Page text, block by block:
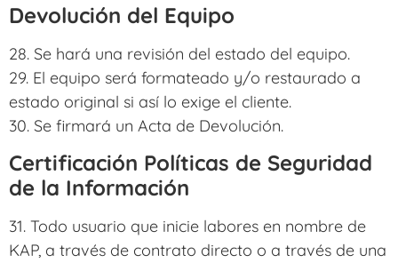
Devolución del Equipo
28. Se hará una revisión del estado del equipo.
29. El equipo será formateado y/o restaurado a
estado original si así lo exige el cliente.
30. Se firmará un Acta de Devolución.
Certificación Políticas de Seguridad
de la Información
31. Todo usuario que inicie labores en nombre de
KAP, a través de contrato directo o a través de una